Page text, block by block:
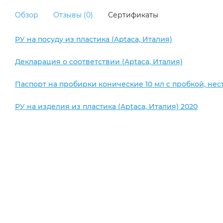
Обзор Отзывы (0) Сертификаты
РУ на посуду из пластика (Aptaca, Италия)
Декларация о соответствии (Aptaca, Италия)
Паспорт на пробирки конические 10 мл с пробкой,
РУ на изделия из пластика (Aptaca, Италия) 2020